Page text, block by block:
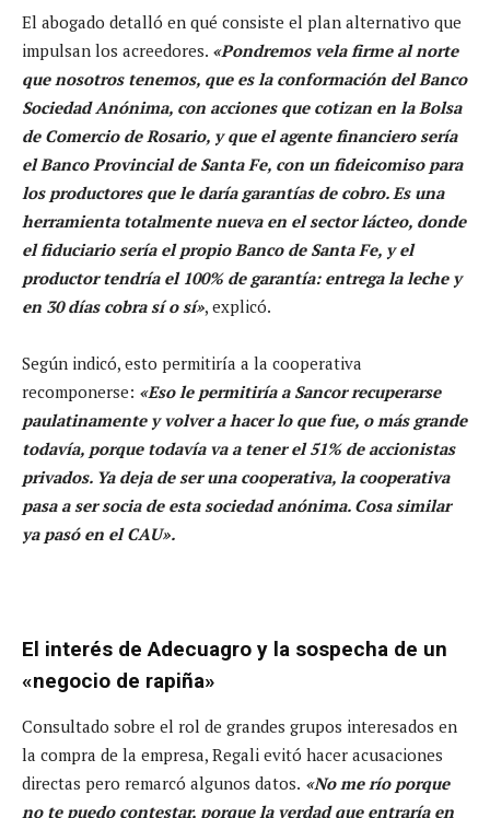
El abogado detalló en qué consiste el plan alternativo que
impulsan los acreedores. «Pondremos vela firme al norte
que nosotros tenemos, que es la conformación del Banco
Sociedad Anónima, con acciones que cotizan en la Bolsa
de Comercio de Rosario, y que el agente financiero sería
el Banco Provincial de Santa Fe, con un fideicomiso para
los productores que le daría garantías de cobro. Es una
herramienta totalmente nueva en el sector lácteo, donde
el fiduciario sería el propio Banco de Santa Fe, y el
productor tendría el 100% de garantía: entrega la leche y
en 30 días cobra sí o sí», explicó.
Según indicó, esto permitiría a la cooperativa
recomponerse: «Eso le permitiría a Sancor recuperarse
paulatinamente y volver a hacer lo que fue, o más grande
todavía, porque todavía va a tener el 51% de accionistas
privados. Ya deja de ser una cooperativa, la cooperativa
pasa a ser socia de esta sociedad anónima. Cosa similar
ya pasó en el CAU».
El interés de Adecuagro y la sospecha de un
«negocio de rapiña»
Consultado sobre el rol de grandes grupos interesados en
la compra de la empresa, Regali evitó hacer acusaciones
directas pero remarcó algunos datos. «No me río porque
no te puedo contestar, porque la verdad que entraría en